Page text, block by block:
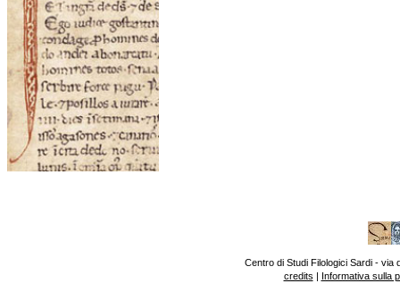
Centro di Studi Filologici Sardi - via
credits | Informativa sulla